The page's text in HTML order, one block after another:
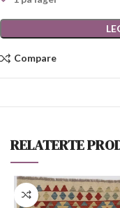
Compare
RELATERTE